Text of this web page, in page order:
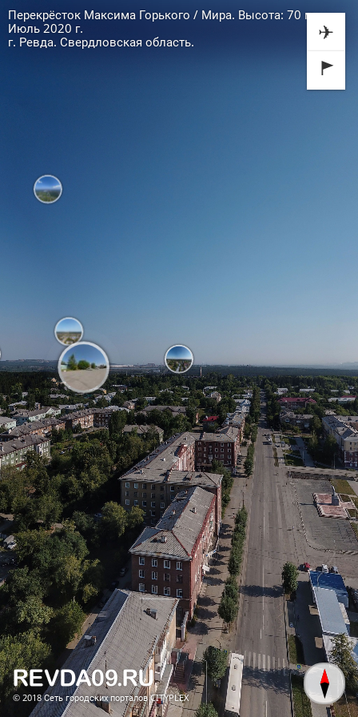
Перекрёсток Максима Горького / Мира. Высота: 70 м.
Июль 2020 г.
г. Ревда. Свердловская область.
✈
© 2018Сеть городских порталов CITYPLEX